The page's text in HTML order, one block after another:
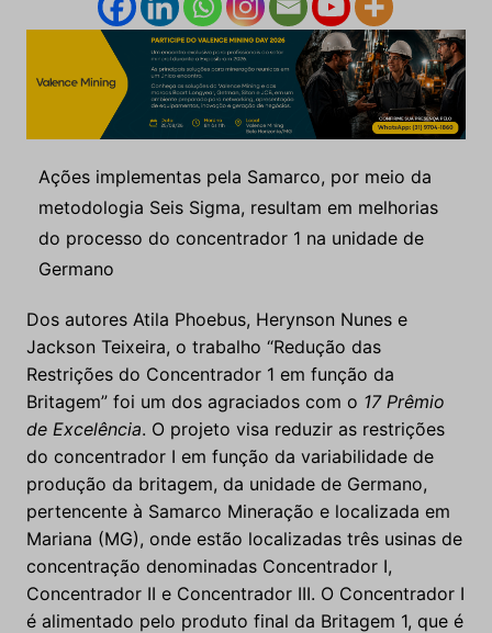
Ações implementas pela Samarco, por meio da
metodologia Seis Sigma, resultam em melhorias
do processo do concentrador 1 na unidade de
Germano
Dos autores Atila Phoebus, Herynson Nunes e
Jackson Teixeira, o trabalho “Redução das
Restrições do Concentrador 1 em função da
Britagem” foi um dos agraciados com o 17 Prêmio
de Excelência. O projeto visa reduzir as restrições
do concentrador I em função da variabilidade de
produção da britagem, da unidade de Germano,
pertencente à Samarco Mineração e localizada em
Mariana (MG), onde estão localizadas três usinas de
concentração denominadas Concentrador I,
Concentrador II e Concentrador III. O Concentrador I
é alimentado pelo produto final da Britagem 1, que é